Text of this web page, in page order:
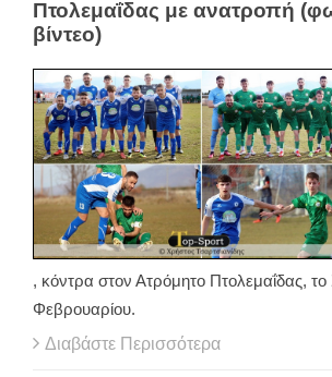
Πτολεμαΐδας με ανατροπή
βίντεο)
, κόντρα στον Ατρόμητο Πτολεμαΐδας,
Φεβρουαρίου.
Διαβάστε Περισσότερα